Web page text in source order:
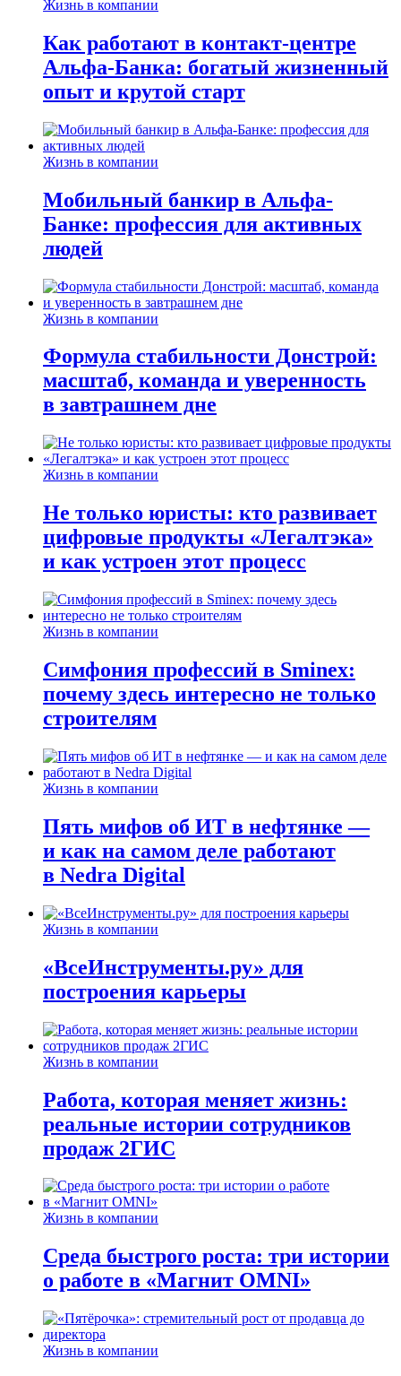
Жизнь в компании
Как работают в контакт-центре
Альфа-Банка: богатый жизненный
опыт и крутой старт
Жизнь в компании
Мобильный банкир в Альфа-
Банке: профессия для активных
людей
Жизнь в компании
Формула стабильности Донстрой:
масштаб, команда и уверенность
в завтрашнем дне
Жизнь в компании
Не только юристы: кто развивает
цифровые продукты «Легалтэка»
и как устроен этот процесс
Жизнь в компании
Симфония профессий в Sminex:
почему здесь интересно не только
строителям
Жизнь в компании
Пять мифов об ИТ в нефтянке —
и как на самом деле работают
в Nedra Digital
Жизнь в компании
«ВсеИнструменты.ру» для
построения карьеры
Жизнь в компании
Работа, которая меняет жизнь:
реальные истории сотрудников
продаж 2ГИС
Жизнь в компании
Среда быстрого роста: три истории
о работе в «Магнит OMNI»
Жизнь в компании